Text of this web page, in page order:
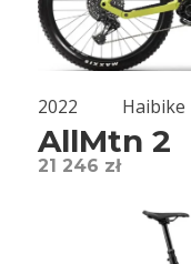
2022 Haibike
AllMtn 2
21 246 zł